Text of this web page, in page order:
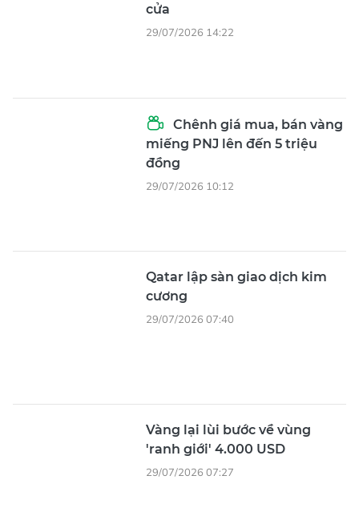
cửa
29/07/2026 14:22
Chênh giá mua, bán vàng
miếng PNJ lên đến 5 triệu
đồng
29/07/2026 10:12
Qatar lập sàn giao dịch kim
cương
29/07/2026 07:40
Vàng lại lùi bước về vùng
'ranh giới' 4.000 USD
29/07/2026 07:27